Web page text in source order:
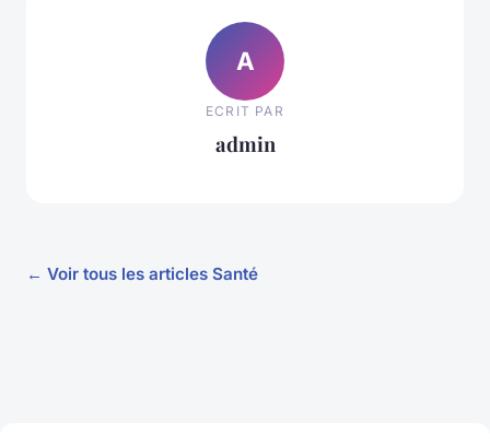
A
ECRIT PAR
admin
← Voir tous les articles Santé